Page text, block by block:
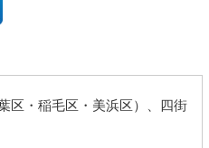
区・稲毛区・美浜区）、四街